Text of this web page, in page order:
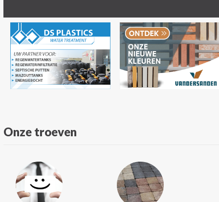
Onze troeven